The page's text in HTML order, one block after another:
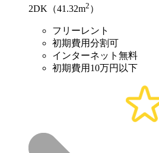
2DK（41.32m2 ）
フリーレント
初期費用分割可
インターネット無料
初期費用10万円以下